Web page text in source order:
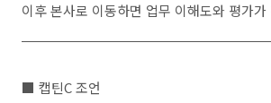
이후 본사로 이동하면 업무 이해도와 평가
■ 캡틴C 조언